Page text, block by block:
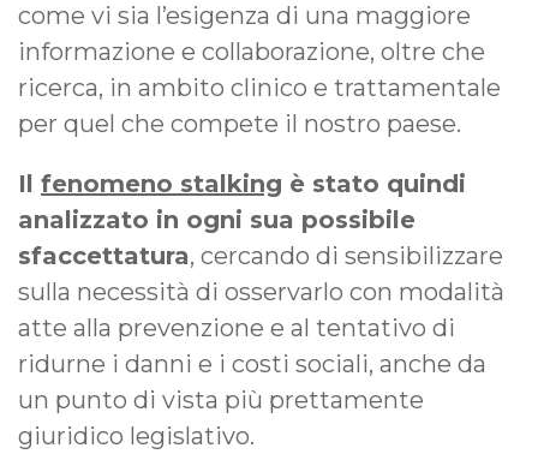
come vi sia l’esigenza di una maggiore
informazione e collaborazione, oltre che
ricerca, in ambito clinico e trattamentale
per quel che compete il nostro paese.
Il fenomeno stalking è stato quindi
analizzato in ogni sua possibile
sfaccettatura, cercando di sensibilizzare
sulla necessità di osservarlo con modalità
atte alla prevenzione e al tentativo di
ridurne i danni e i costi sociali, anche da
un punto di vista più prettamente
giuridico legislativo.